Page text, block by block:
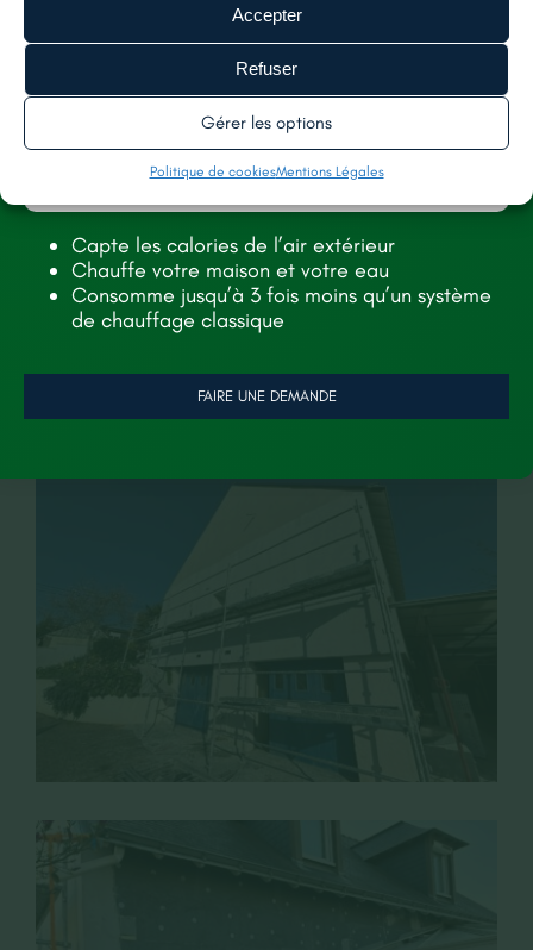
Accepter
Refuser
Gérer les options
Politique de cookiesMentions Légales
moderniser la façade et d’optimiser les
performances énergétiques du logement grâce à
occupants. Une solution idéale pour gagner en
confort été comme hiver tout en valorisant le bien
Découvrez les photos du chantier ci-dessous.
Les photos du projet
Capte les calories de l’air extérieur
Chauffe votre maison et votre eau
Consomme jusqu’à 3 fois moins qu’un système
de chauffage classique
FAIRE UNE DEMANDE